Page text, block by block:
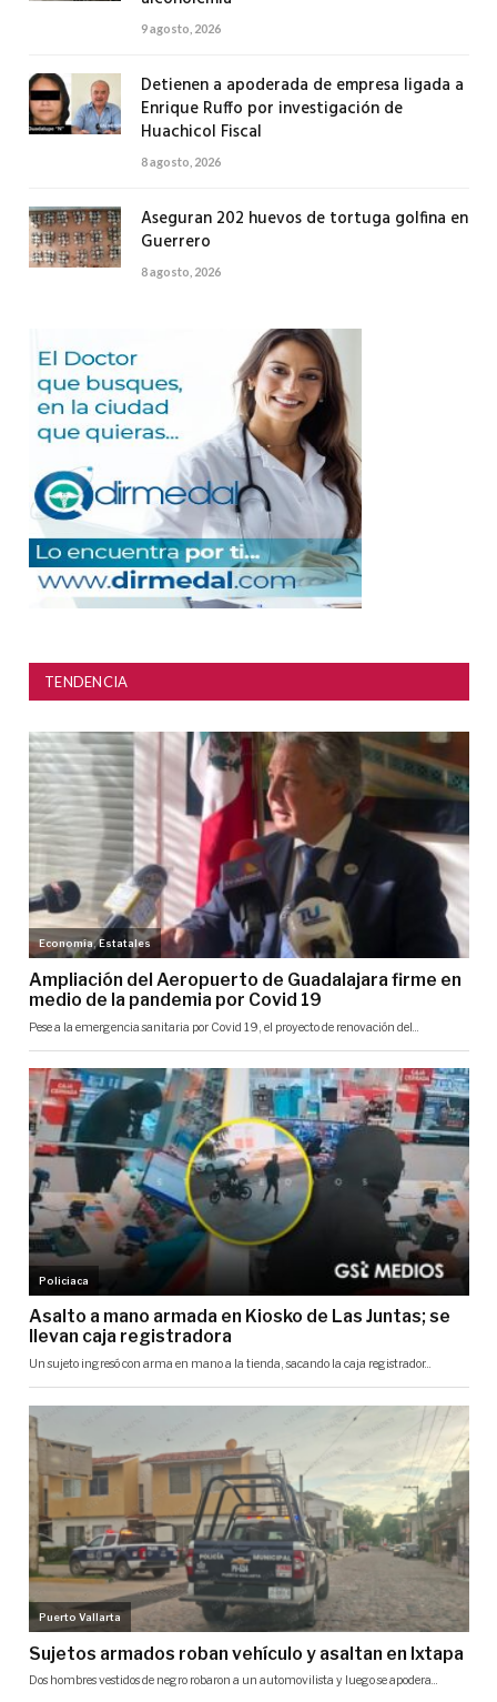
9 agosto, 2026
Detienen a apoderada de empresa ligada a
Enrique Ruffo por investigación de
Huachicol Fiscal
8 agosto, 2026
Aseguran 202 huevos de tortuga golfina en
Guerrero
8 agosto, 2026
TENDENCIA